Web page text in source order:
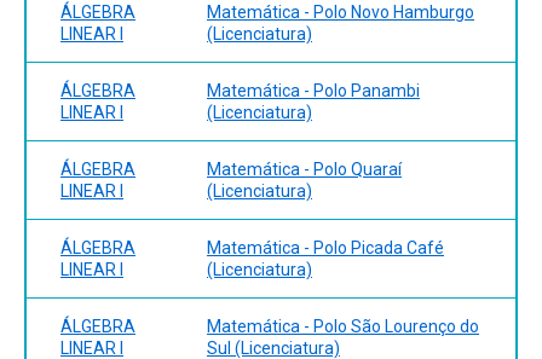
ÁLGEBRA
LINEAR I
Matemática - Polo Novo Hamburgo
(Licenciatura)
ÁLGEBRA
LINEAR I
Matemática - Polo Panambi
(Licenciatura)
ÁLGEBRA
LINEAR I
Matemática - Polo Quaraí
(Licenciatura)
ÁLGEBRA
LINEAR I
Matemática - Polo Picada Café
(Licenciatura)
ÁLGEBRA
LINEAR I
Matemática - Polo São Lourenço do
Sul (Licenciatura)